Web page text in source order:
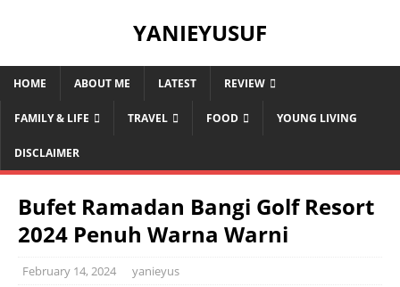
YANIEYUSUF
HOME ABOUT ME LATEST REVIEW
FAMILY & LIFE TRAVEL FOOD YOUNG LIVING
DISCLAIMER
Bufet Ramadan Bangi Golf Resort
2024 Penuh Warna Warni
February 14, 2024 yanieyus